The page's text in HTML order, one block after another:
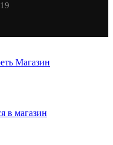
Магазин
в магазин